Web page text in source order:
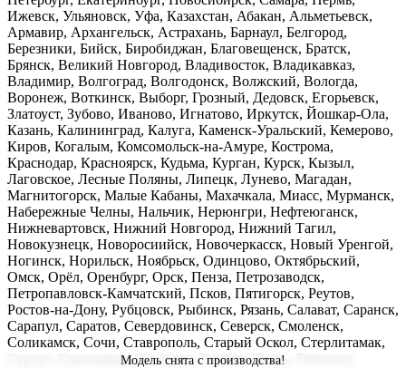
Модель снята с производства!
Ижевск, Ульяновск, Уфа, Казахстан, Абакан, Альметьевск,
Армавир, Архангельск, Астрахань, Барнаул, Белгород,
Березники, Бийск, Биробиджан, Благовещенск, Братск,
Брянск, Великий Новгород, Владивосток, Владикавказ,
Владимир, Волгоград, Волгодонск, Волжский, Вологда,
Воронеж, Воткинск, Выборг, Грозный, Дедовск, Егорьевск,
Златоуст, Зубово, Иваново, Игнатово, Иркутск, Йошкар-Ола,
Казань, Калининград, Калуга, Каменск-Уральский, Кемерово,
Киров, Когалым, Комсомольск-на-Амуре, Кострома,
Краснодар, Красноярск, Кудьма, Курган, Курск, Кызыл,
Лаговское, Лесные Поляны, Липецк, Лунево, Магадан,
Магнитогорск, Малые Кабаны, Махачкала, Миасс, Мурманск,
Набережные Челны, Нальчик, Нерюнгри, Нефтеюганск,
Нижневартовск, Нижний Новгород, Нижний Тагил,
Новокузнецк, Новоросиийск, Новочеркасск, Новый Уренгой,
Ногинск, Норильск, Ноябрьск, Одинцово, Октябрьский,
Омск, Орёл, Оренбург, Орск, Пенза, Петрозаводск,
Петропавловск-Камчатский, Псков, Пятигорск, Реутов,
Ростов-на-Дону, Рубцовск, Рыбинск, Рязань, Салават, Саранск,
Сарапул, Саратов, Севердовинск, Северск, Смоленск,
Соликамск, Сочи, Ставрополь, Старый Оскол, Стерлитамак,
Сургут, Сыктывкар, Таганрог, Тамбов, Тверь, Тобольск,